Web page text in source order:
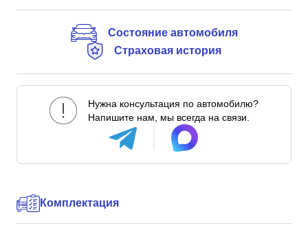
Состояние автомобиля
Страховая история
Нужна консультация по автомобилю?
Напишите нам, мы всегда на связи.
Комплектация